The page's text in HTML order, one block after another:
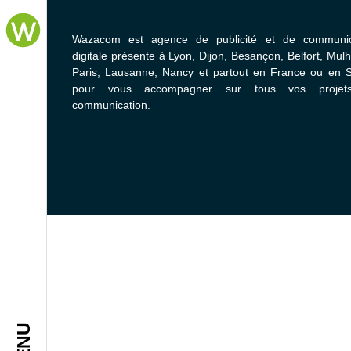
Wazacom est agence de publicité et de
digitale présente à Lyon, Dijon, Besançon, Belfort,
Paris, Lausanne, Nancy et partout en France ou en
pour vous accompagner sur tous vos
communication.